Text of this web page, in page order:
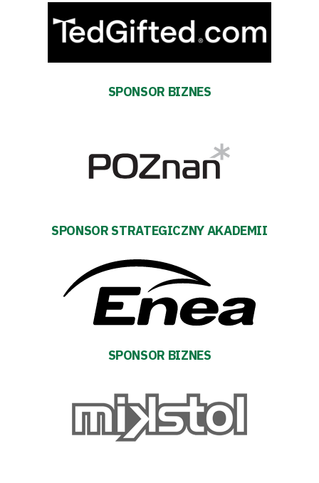
Fundacja
prywatności
Regulaminy
Prowizja
pośredników
SPONSOR BIZNES
SPONSOR STRATEGICZNY AKADEMII
SPONSOR BIZNES